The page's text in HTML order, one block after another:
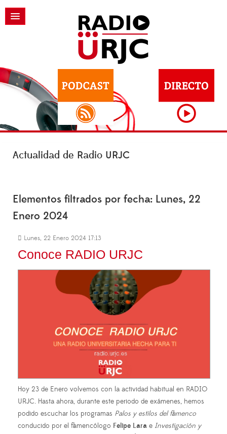
Actualidad de Radio URJC
Elementos filtrados por fecha: Lunes, 22
Enero 2024
Lunes, 22 Enero 2024 17:13
Conoce RADIO URJC
Hoy 23 de Enero volvemos con la actividad habitual en RADIO
URJC. Hasta ahora, durante este periodo de exámenes, hemos
podido escuchar los programas Palos y estilos del flamenco
conducido por el flamencólogo Felipe Lara e Investigación y